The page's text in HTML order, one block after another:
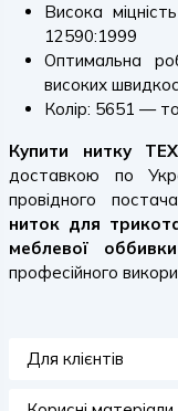
Висока
12590:1999
Оптимальна
високих
Колір: 5651 —
Купити нитку
доставкою по
провідного
ниток для
меблевої оббивки
професійного
Для клієнтів